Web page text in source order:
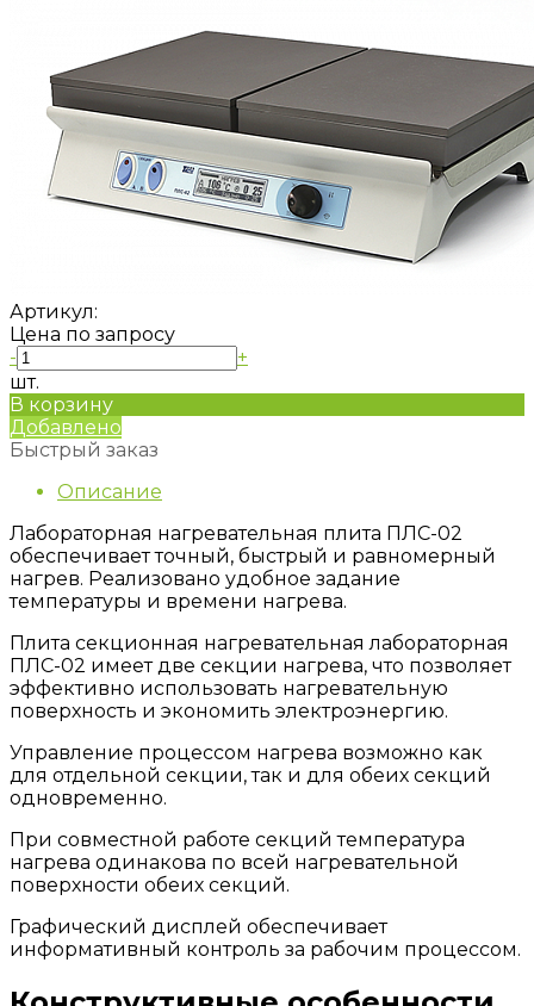
Артикул:
Цена по запросу
-
+
шт.
В корзину
Добавлено
Быстрый заказ
Описание
Лабораторная нагревательная плита ПЛС-02
обеспечивает точный, быстрый и равномерный
нагрев. Реализовано удобное задание
температуры и времени нагрева.
Плита секционная нагревательная лабораторная
ПЛС-02 имеет две секции нагрева, что позволяет
эффективно использовать нагревательную
поверхность и экономить электроэнергию.
Управление процессом нагрева возможно как
для отдельной секции, так и для обеих секций
одновременно.
При совместной работе секций температура
нагрева одинакова по всей нагревательной
поверхности обеих секций.
Графический дисплей обеспечивает
информативный контроль за рабочим процессом.